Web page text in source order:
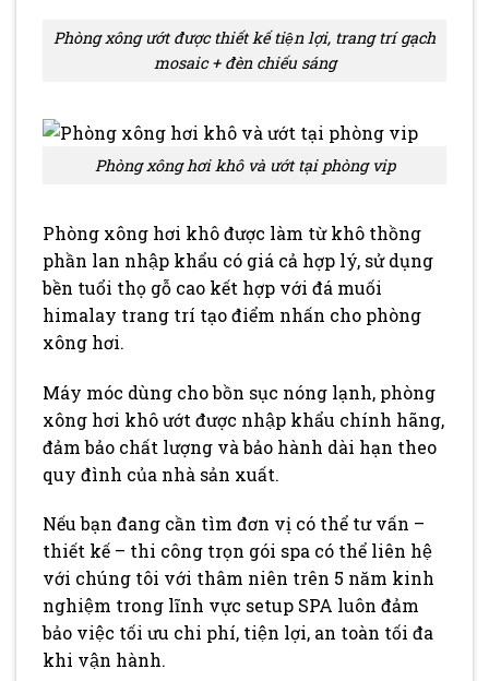
Phòng xông ướt được thiết kế tiện lợi, trang trí gạch
mosaic + đèn chiếu sáng
Phòng xông hơi khô và ướt tại phòng vip
Phòng xông hơi khô được làm từ khô thồng
phần lan nhập khẩu có giá cả hợp lý, sử dụng
bền tuổi thọ gỗ cao kết hợp với đá muối
himalay trang trí tạo điểm nhấn cho phòng
xông hơi.
Máy móc dùng cho bồn sục nóng lạnh, phòng
xông hơi khô ướt được nhập khẩu chính hãng,
đảm bảo chất lượng và bảo hành dài hạn theo
quy đình của nhà sản xuất.
Nếu bạn đang cần tìm đơn vị có thể tư vấn –
thiết kế – thi công trọn gói spa có thể liên hệ
với chúng tôi với thâm niên trên 5 năm kinh
nghiệm trong lĩnh vực setup SPA luôn đảm
bảo việc tối ưu chi phí, tiện lợi, an toàn tối đa
khi vận hành.